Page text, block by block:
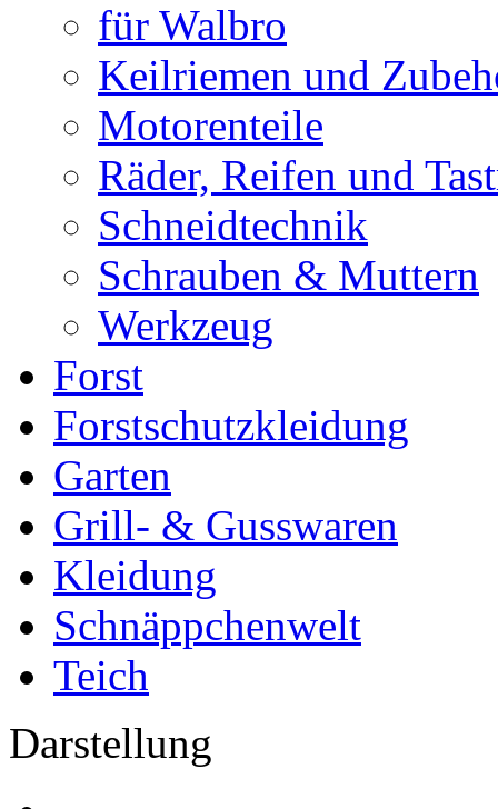
für Walbro
Keilriemen und
Motorenteile
Räder, Reifen und
Schneidtechnik
Schrauben & Muttern
Werkzeug
Forst
Forstschutzkleidung
Garten
Grill- & Gusswaren
Kleidung
Schnäppchenwelt
Teich
Darstellung